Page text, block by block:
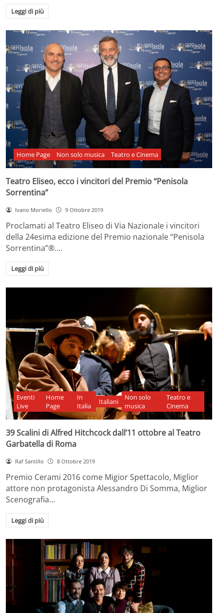
Leggi di più
Home Page Non solo musica Teatro e Cinema
Teatro Eliseo, ecco i vincitori del Premio “Penisola
Sorrentina”
Ivano Moriello 9 Ottobre 2019
Proclamati al Teatro Eliseo di Via Nazionale i vincitori
della 24esima edizione del Premio nazionale “Penisola
Sorrentina”®.…
Leggi di più
Eventi
Live
Home
Page
In
Italia
Italiani
Non solo
musica
Teatro e
Cinema
39 Scalini di Alfred Hitchcock dall’11 ottobre al Teatro
Garbatella di Roma
Raf Santillo 8 Ottobre 2019
Premio Cerami 2016 come Migior Spettacolo, Miglior
attore non protagonista Alessandro Di Somma, Miglior
Scenografia…
Leggi di più